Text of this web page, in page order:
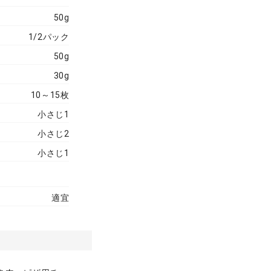
50g
1/2パック
50g
30g
10～15枚
小さじ1
小さじ2
小さじ1
適宜